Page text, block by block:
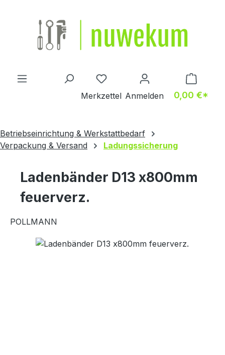
Du hast 0 Produkte auf dem
Merkzettel Anmelden 0,00 €*
Betriebseinrichtung & Werkstattbedarf
Verpackung & Versand
Ladungssicherung
Ladenbänder D13 x800mm
feuerverz.
POLLMANN
Bildergalerie überspringen